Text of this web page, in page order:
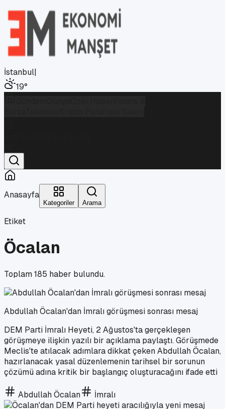
İstanbul|
19°
Anasayfa
Kategoriler Arama
Etiket
Öcalan
Toplam185 haber bulundu.
Abdullah Öcalan'dan İmralı görüşmesi sonrası mesaj
DEM Parti İmralı Heyeti, 2 Ağustos'ta gerçekleşen
görüşmeye ilişkin yazılı bir açıklama paylaştı. Görüşmede
Meclis'te atılacak adımlara dikkat çeken Abdullah Öcalan,
hazırlanacak yasal düzenlemenin tarihsel bir sorunun
çözümü adına kritik bir başlangıç oluşturacağını ifade etti
Abdullah Öcalan İmralı